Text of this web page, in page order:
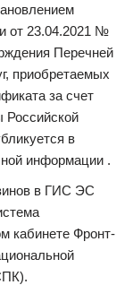
от 23.04.2021 №
Перечней
приобретаемых
за счет
в
информации .
в ГИС ЭС
кабинете Фронт-